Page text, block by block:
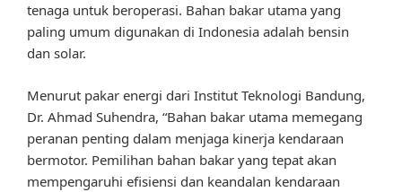
tenaga untuk beroperasi. Bahan bakar utama yang
paling umum digunakan di Indonesia adalah bensin
dan solar.
Menurut pakar energi dari Institut Teknologi Bandung,
Dr. Ahmad Suhendra, “Bahan bakar utama memegang
peranan penting dalam menjaga kinerja kendaraan
bermotor. Pemilihan bahan bakar yang tepat akan
mempengaruhi efisiensi dan keandalan kendaraan